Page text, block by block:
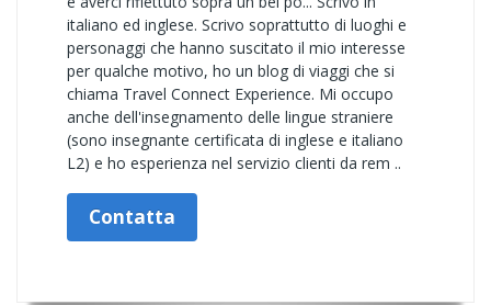
italiano ed inglese. Scrivo soprattutto di luoghi e
personaggi che hanno suscitato il mio interesse
per qualche motivo, ho un blog di viaggi che si
chiama Travel Connect Experience. Mi occupo
anche dell'insegnamento delle lingue straniere
(sono insegnante certificata di inglese e italiano
L2) e ho esperienza nel servizio clienti da rem ..
Contatta